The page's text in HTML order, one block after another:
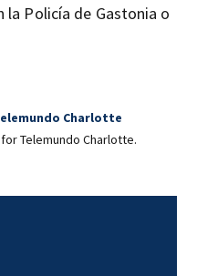
la Policía de Gastonia o
Charlotte
Telemundo Charlotte.